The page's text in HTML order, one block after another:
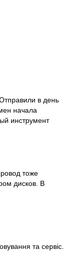
в день
начала
инструмент
тоже
дисков. В
та сервіс.